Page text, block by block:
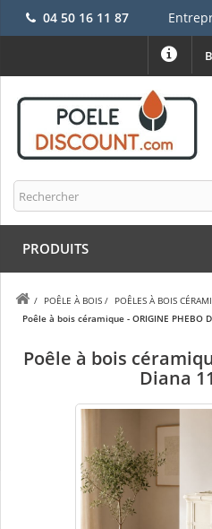
04 50 16 11 87
PRODUITS
/ POÊLE À BOIS / POÊLES À BOIS
Poêle à bois céramique - ORIGINE PHEBO
Poêle à bois
Diana